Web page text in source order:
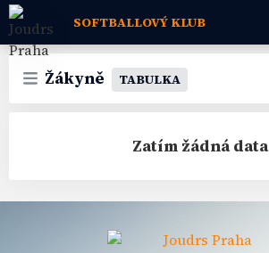
SOFTBALLOVÝ KLUB
Žákyně TABULKA
Zatím žádná data